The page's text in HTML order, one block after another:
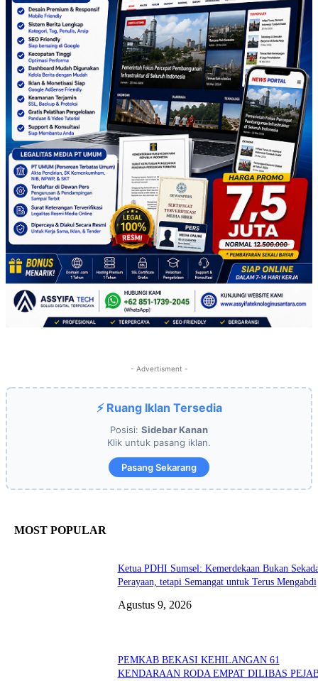
- Advertisment -
⚡ Ruang Iklan Tersedia
Posisi: Sidebar Kanan
Klik untuk pasang iklan.
Pasang Sekarang
MOST POPULAR
Ketua PDHI Sumsel: Kemerdekaan Bukan
Perayaan, tetapi Semangat untuk Terus Mengabdi
Agustus 9, 2026
PEMKAB BEKASI KEHILANGAN 61
KENDARAAN RODA EMPAT DILIBAS